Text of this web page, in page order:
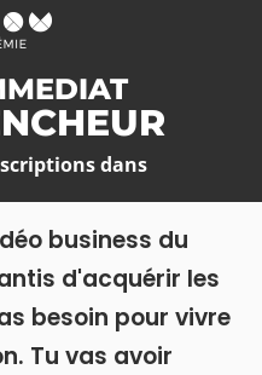
dans
business du
d'acquérir les
besoin pour vivre
Tu vas avoir